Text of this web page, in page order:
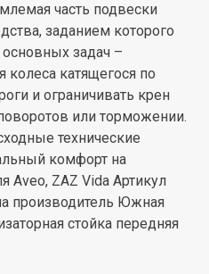
часть подвески
заданием которого
основных задач –
колеса катящегося по
и ограничивать крен
или торможении.
технические
комфорт на
Aveo, ZAZ Vida Артикул
производитель Южная
стойка передняя